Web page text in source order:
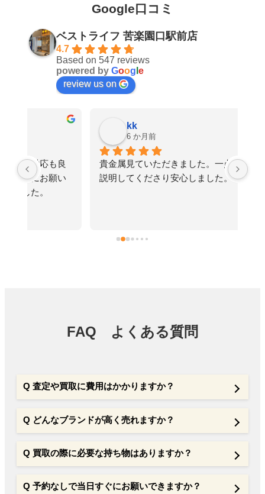
Google⼝コミ
ベストライフ 苦楽園口駅前店
4.7
Based on 547 reviews
powered byGoog le
review us on
kk
貴金属見ていただきました。一点一点丁寧に
説明してくださり安心しました。
FAQ よくある質問
Q 査定や買取に費用はかかりますか？
Q どんなブランドが⾼く売れますか？
Q 買取の際に必要な持ち物はありますか？
Q 予約なしで当日すぐにお願いできますか？